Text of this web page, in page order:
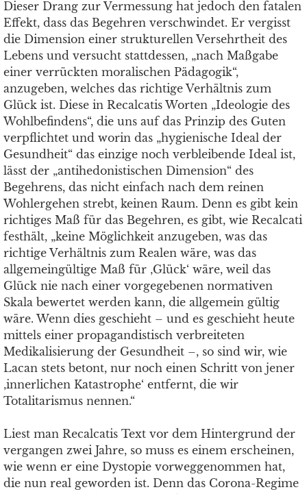
Dieser Drang zur Vermessung hat jedoch den fatalen
Effekt, dass das Begehren verschwindet. Er vergisst
die Dimension einer strukturellen Versehrtheit des
Lebens und versucht stattdessen, „nach Maßgabe
einer verrückten moralischen Pädagogik“,
anzugeben, welches das richtige Verhältnis zum
Glück ist. Diese in Recalcatis Worten „Ideologie des
Wohlbefindens“, die uns auf das Prinzip des Guten
verpflichtet und worin das „hygienische Ideal der
Gesundheit“ das einzige noch verbleibende Ideal ist,
lässt der „antihedonistischen Dimension“ des
Begehrens, das nicht einfach nach dem reinen
Wohlergehen strebt, keinen Raum. Denn es gibt kein
richtiges Maß für das Begehren, es gibt, wie Recalcati
festhält, „keine Möglichkeit anzugeben, was das
richtige Verhältnis zum Realen wäre, was das
allgemeingültige Maß für ‚Glück‘ wäre, weil das
Glück nie nach einer vorgegebenen normativen
Skala bewertet werden kann, die allgemein gültig
wäre. Wenn dies geschieht – und es geschieht heute
mittels einer propagandistisch verbreiteten
Medikalisierung der Gesundheit –, so sind wir, wie
Lacan stets betont, nur noch einen Schritt von jener
‚innerlichen Katastrophe‘ entfernt, die wir
Totalitarismus nennen.“
Liest man Recalcatis Text vor dem Hintergrund der
vergangen zwei Jahre, so muss es einem erscheinen,
wie wenn er eine Dystopie vorweggenommen hat,
die nun real geworden ist. Denn das Corona-Regime